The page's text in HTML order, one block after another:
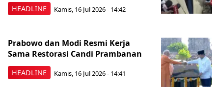
HEADLINE Kamis, 16 Jul 2026 - 14:42
HEADLINE
Prabowo dan Modi Resmi Kerja
Sama Restorasi Candi Prambanan
Kamis, 16 Jul 2026 - 14:41